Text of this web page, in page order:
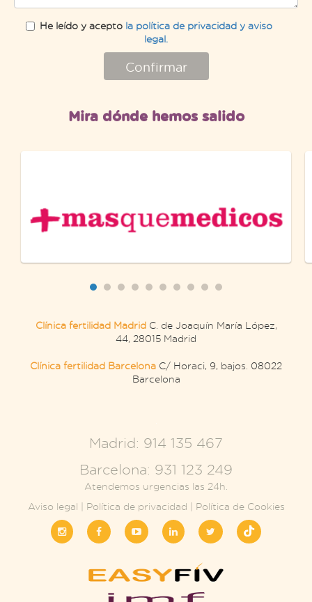
He leído y acepto la política de privacidad y aviso
legal.
Confirmar
Mira dónde hemos salido
Clínica fertilidad MadridC. de Joaquín María López,
44, 28015 Madrid
Clínica fertilidad Barcelona C/ Horaci, 9, bajos. 08022
Barcelona
Madrid: 914 135 467
Barcelona: 931 123 249
Atendemos urgencias las 24h.
Aviso legal | Política de privacidad | Política de Cookies